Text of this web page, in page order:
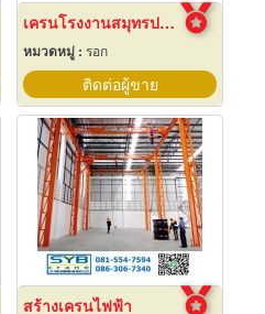
เครนโรงงานสมุทรปราการ
หมวดหมู่ : รอก
ติดต่อผู้ขาย
สร้างเครนไฟฟ้า